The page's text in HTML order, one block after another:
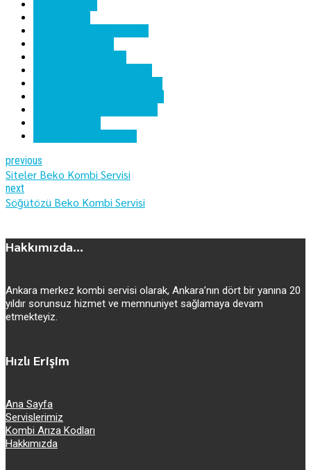
previous
Siteler Beko Kombi Servisi
next
Söğütözü Beko Kombi Servisi
Hakkımızda...
Ankara merkez kombi servisi olarak, Ankara’nın dört bir yanına 20
yıldır sorunsuz hizmet ve memnuniyet sağlamaya devam
etmekteyiz.
Hızlı Erişim
Ana Sayfa
Servislerimiz
Kombi Arıza Kodları
Hakkımızda